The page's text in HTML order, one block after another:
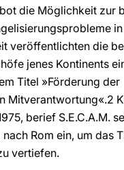
die Möglichkeit zur
veröffentlichten die
jenes Kontinents
Titel »Förderung der
Mitverantwortung«.2
berief S.E.C.A.M.
Rom ein, um das
vertiefen.